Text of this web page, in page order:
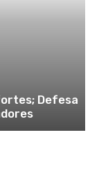
Defesa